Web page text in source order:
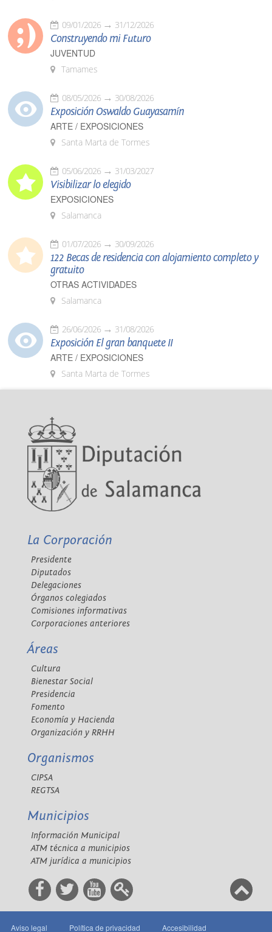
09/01/2026 31/12/2026
Construyendo mi Futuro
JUVENTUD
Tamames
08/05/2026 30/08/2026
Exposición Oswaldo Guayasamín
ARTE / EXPOSICIONES
Santa Marta de Tormes
05/06/2026 31/03/2027
Visibilizar lo elegido
EXPOSICIONES
Salamanca
01/07/2026 30/09/2026
122 Becas de residencia con alojamiento completo y
gratuito
OTRAS ACTIVIDADES
Salamanca
26/06/2026 31/08/2026
Exposición El gran banquete II
ARTE / EXPOSICIONES
Santa Marta de Tormes
La Corporación
Presidente
Diputados
Delegaciones
Órganos colegiados
Comisiones informativas
Corporaciones anteriores
Áreas
Cultura
Bienestar Social
Presidencia
Fomento
Economía y Hacienda
Organización y RRHH
Organismos
CIPSA
REGTSA
Municipios
Información Municipal
ATM técnica a municipios
ATM jurídica a municipios
Aviso legal Política de privacidad Accesibilidad